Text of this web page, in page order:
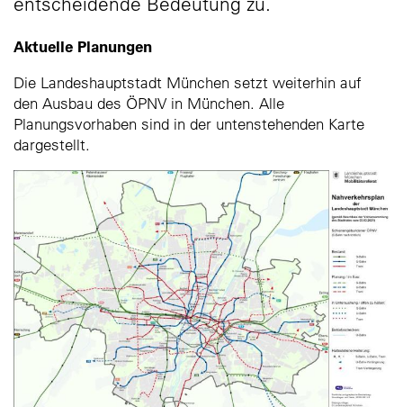
Aktuelle Planungen
Die Landeshauptstadt München setzt weiterhin auf
den Ausbau des ÖPNV in München. Alle
Planungsvorhaben sind in der untenstehenden Karte
dargestellt.